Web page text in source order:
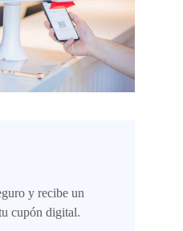
y recibe un
cupón digital.